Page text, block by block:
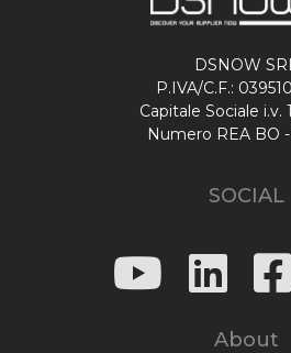
DSNOW
P.IVA/C.F.:
Capitale Sociale
Numero REA BO -
SOCIAL
About